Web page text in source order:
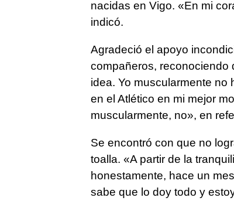
nacidas en Vigo. «En mi
indicó.
Agradeció el apoyo
compañeros, reconociendo
idea. Yo muscularmente no
en el Atlético en mi mejor
muscularmente, no», en
Se encontró con que no
toalla. «A partir de la
honestamente, hace un
sabe que lo doy todo y